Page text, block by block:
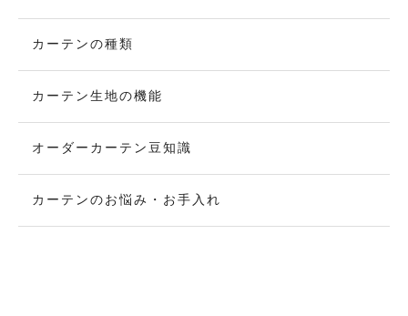
カーテンの種類
カーテン生地の機能
オーダーカーテン豆知識
カーテンのお悩み・お手入れ